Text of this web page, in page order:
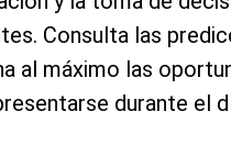
Consulta las
al máximo las
durante el